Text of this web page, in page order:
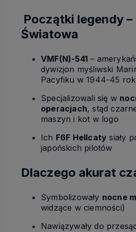
Początki legendy –
Światowa
VMF(N)-541 –
dywizjon myśliwski
Pacyfiku w 1944-45
Specjalizowali się w
operacjach, stąd
maszyn i kot w logo
Ich F6F Hellcaty siały
japońskich pilotów
Dlaczego akurat
Symbolizowały nocne
widzące w ciemności)
Nawiązywały do